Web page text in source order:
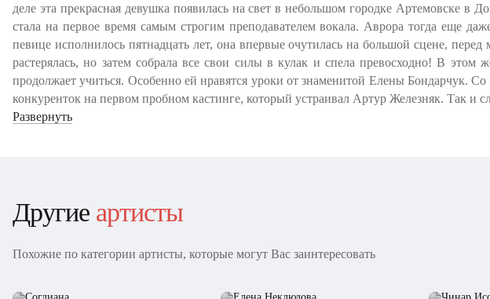
деле эта прекрасная девушка появилась на свет в небольшом городке Артемовске в
стала на первое время самым строгим преподавателем вокала. Аврора тогда еще
певице исполнилось пятнадцать лет, она впервые очутилась на большой сцене,
растерялась, но затем собрала все свои силы в кулак и спела превосходно! В этом
продолжает учиться. Особенно ей нравятся уроки от знаменитой Елены Бондарчук.
конкуренток на первом пробном кастинге, который устраивал Артур Железняк. Так
Развернуть
Другие артисты
Похожие по категории артисты, которые могут Вас заинтересовать